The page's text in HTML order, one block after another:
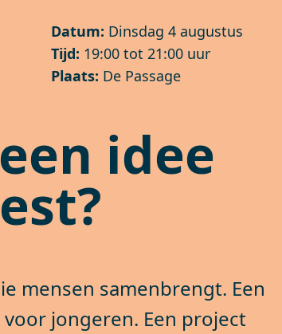
Datum: Dinsdag 4 augustus
Tijd: 19:00 tot 21:00 uur
Plaats: De Passage
idee
mensen samenbrengt. Een
jongeren. Een project